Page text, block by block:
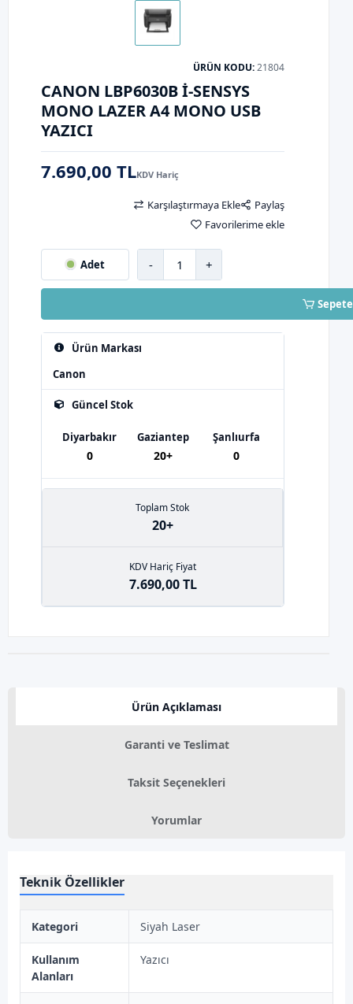
ÜRÜN KODU:21804
CANON LBP6030B I-SENSYS
MONO LAZER A4 MONO USB
YAZICI
7.690,00 TLKDV Hariç
Ürün Markası
Canon
Güncel Stok
Diyarbakır
0
Gaziantep
20+
Şanlıurfa
0
Toplam Stok
20+
KDV Hariç Fiyat
7.690,00 TL
Karşılaştırmaya Ekle
Paylaş
Favorilerime ekle
Adet - +
Ürün Açıklaması
Garanti ve Teslimat
Taksit Seçenekleri
Yorumlar
Teknik Özellikler
Kategori Siyah Laser
Kullanım
Alanları
Yazıcı